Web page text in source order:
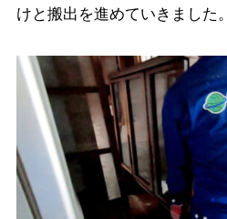
けと搬出を進めていきました。